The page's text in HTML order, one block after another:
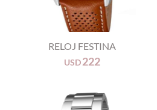
RELOJ FESTINA
USD 222